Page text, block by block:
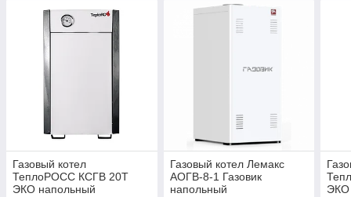
Газовый котел
ТеплоРОСС КСГВ 20Т
ЭКО напольный
Газовый котел Лемакс
АОГВ-8-1 Газовик
напольный
ЭКО